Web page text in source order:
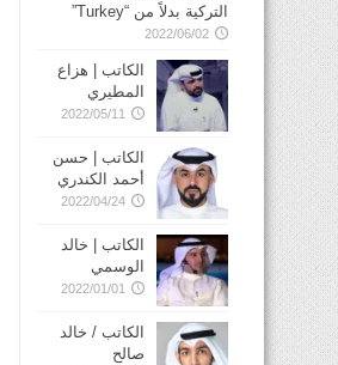
التركية بدلاً من “Turkey”
2022/06/02
الكاتب | هزاع
المطيري
2022/05/11
الكاتب | حسن
أحمد الكندري
2022/04/24
الكاتب | خالد
الوسمي
2022/01/01
الكاتب / خالد
صالح